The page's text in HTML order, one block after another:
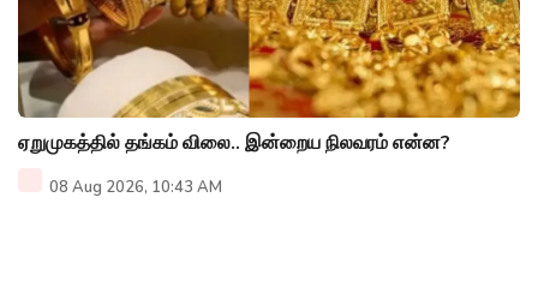
ஏறுமுகத்தில் தங்கம் விலை.. இன்றைய நிலவரம் என்ன?
08 Aug 2026, 10:43 AM